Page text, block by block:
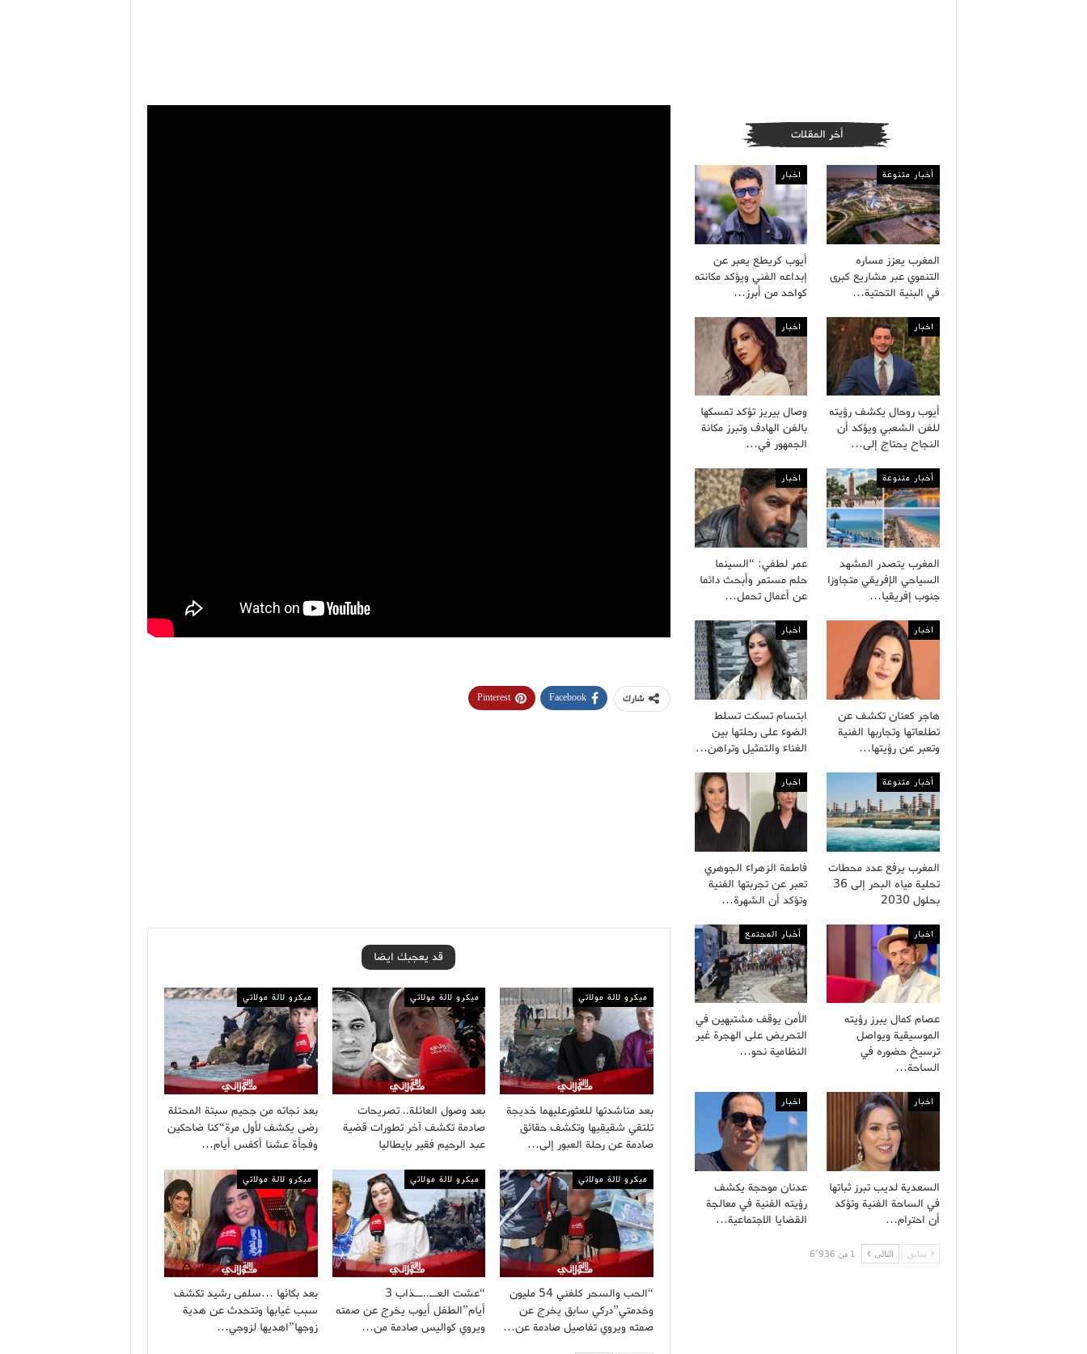
شارك Facebook
Pinterest
قد يعجبك ايضا
ميكرو لالة مولاتي
بعد مناشدتها للعثورعليهما خديجة
تلتقي شقيقيها وتكشف حقائق
صادمة عن رحلة العبور إلى…
ميكرو لالة مولاتي
بعد وصول العائلة.. تصريحات
صادمة تكشف آخر تطورات قضية
عبد الرحيم فقير بإيطاليا
ميكرو لالة مولاتي
بعد نجاته من جحيم سبتة المحتلة
رضى يكشف لأول مرة“كنا ضاحكين
وفجأة عشنا أكفس أيام…
ميكرو لالة مولاتي
“الحب والسحر كلفني 54 مليون
وخدمتي”دركي سابق يخرج عن
صمته ويروي تفاصيل صادمة عن…
ميكرو لالة مولاتي
“عشت العــ..ــذاب 3
أيام”الطفل أيوب يخرج عن صمته
ويروي كواليس صادمة من…
ميكرو لالة مولاتي
بعد بكائها …سلمى رشيد تكشف
سبب غيابها وتتحدث عن هدية
زوجها”اهديها لزوجي…
أخر المقلات
أخبار متنوعة
المغرب يعزز مساره
التنموي عبر مشاريع كبرى
في البنية التحتية…
اخبار
أيوب كريطع يعبر عن
إبداعه الفني ويؤكد مكانته
كواحد من أبرز…
اخبار
أيوب روحال يكشف رؤيته
للفن الشعبي ويؤكد أن
النجاح يحتاج إلى…
اخبار
وصال بيريز تؤكد تمسكها
بالفن الهادف وتبرز مكانة
الجمهور في…
أخبار متنوعة
المغرب يتصدر المشهد
السياحي الإفريقي متجاوزا
جنوب إفريقيا…
اخبار
عمر لطفي: “السينما
حلم مستمر وأبحث دائما
عن أعمال تحمل…
اخبار
هاجر كعنان تكشف عن
تطلعاتها وتجاربها الفنية
وتعبر عن رؤيتها…
اخبار
ابتسام تسكت تسلط
الضوء على رحلتها بين
الغناء والتمثيل وتراهن…
أخبار متنوعة
المغرب يرفع عدد محطات
تحلية مياه البحر إلى 36
بحلول 2030
اخبار
فاطمة الزهراء الجوهري
تعبر عن تجربتها الفنية
وتؤكد أن الشهرة…
اخبار
عصام كمال يبرز رؤيته
الموسيقية ويواصل
ترسيخ حضوره في
الساحة…
أخبار المجتمع
الأمن يوقف مشتبهين في
التحريض على الهجرة غير
النظامية نحو…
اخبار
السعدية لديب تبرز ثباتها
في الساحة الفنية وتؤكد
أن احترام…
اخبار
عدنان موحجة يكشف
رؤيته الفنية في معالجة
القضايا الاجتماعية…
سابق التالى 1 من 6٬936